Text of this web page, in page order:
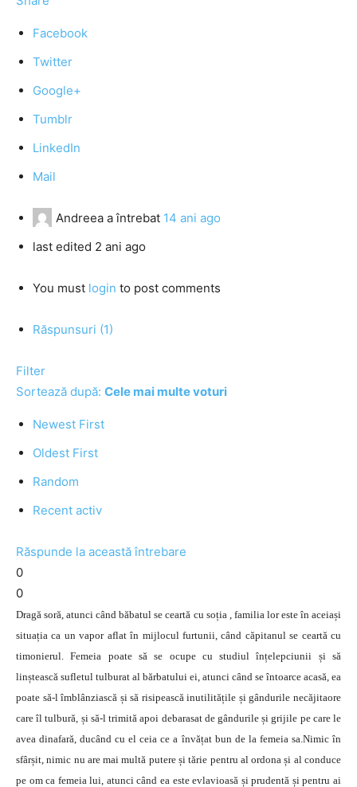
Facebook
Twitter
Google+
Tumblr
LinkedIn
Mail
Andreea a întrebat 14 ani ago
last edited 2 ani ago
You must login to post comments
Răspunsuri (1)
Filter
Sortează după: Cele mai multe voturi
Newest First
Oldest First
Random
Recent activ
Răspunde la această întrebare
0
0
Dragă soră, atunci când băbatul se ceartă cu soția , familia lor este în aceiași
situația ca un vapor aflat în mijlocul furtunii, când căpitanul se ceartă cu
timonierul. Femeia poate să se ocupe cu studiul înțelepciunii și să
linștească sufletul tulburat al bărbatului ei, atunci când se întoarce acasă, ea
poate să-l îmblânziască și să risipească inutilitățile și gândurile necăjitaore
care îl tulbură, și să-l trimită apoi debarasat de gândurile și grijile pe care le
avea dinafară, ducând cu el ceia ce a învățat bun de la femeia sa.Nimic în
sfârșit, nimic nu are mai multă putere și tărie pentru al ordona și al conduce
pe om ca femeia lui, atunci când ea este evlavioasă și prudentă și pentru ai